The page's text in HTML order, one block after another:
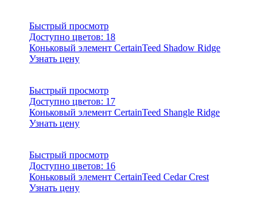
Быстрый просмотр
Доступно цветов: 18
Коньковый элемент CertainTeed Shadow Ridge
Узнать цену
Быстрый просмотр
Доступно цветов: 17
Коньковый элемент CertainTeed Shangle Ridge
Узнать цену
Быстрый просмотр
Доступно цветов: 16
Коньковый элемент CertainTeed Cedar Crest
Узнать цену